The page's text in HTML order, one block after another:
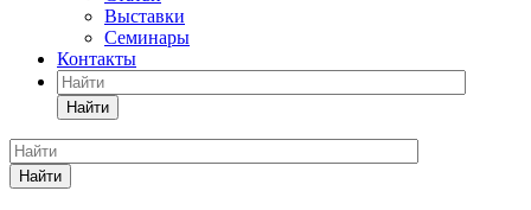
Выставки
Семинары
Контакты
Найти
Найти